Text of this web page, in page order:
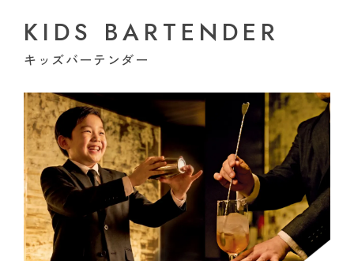
KIDS BARTENDER
キッズバーテンダー